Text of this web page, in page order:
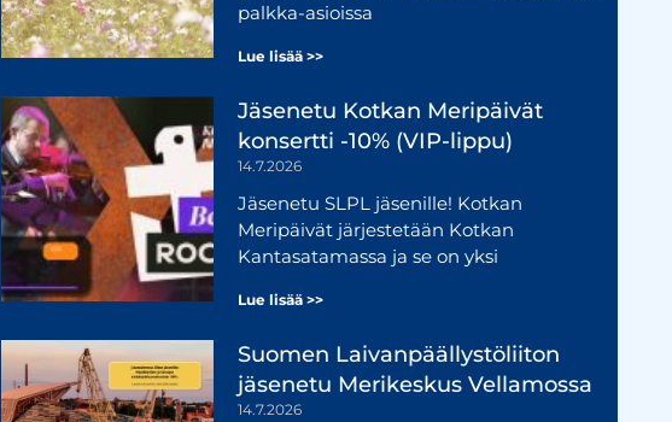
palkka-asioissa
Lue lisää >>
Jäsenetu Kotkan Meripäivät
konsertti -10% (VIP-lippu)
14.7.2026
Jäsenetu SLPL jäsenille! Kotkan
Meripäivät järjestetään Kotkan
Kantasatamassa ja se on yksi
Lue lisää >>
Suomen Laivanpäällystöliiton
jäsenetu Merikeskus Vellamossa
14.7.2026